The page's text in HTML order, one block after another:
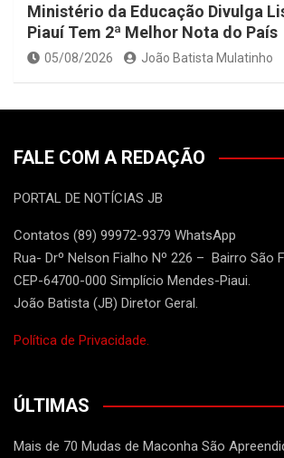
Ministério da Educação Divulga
Piauí Tem 2ª Melhor Nota do País
05/08/2026 João Batista Mulatinho
FALE COM A REDAÇÃO
PORTAL DE NOTÍCIAS JB
Contatos (89) 99972-9379 WhatsApp
Rua- Drº Nelson Fialho Nº 226 – Bairro São
CEP-64700-000 Simplício Mendes-Piaui.
João Batista (JB) Diretor Geral.
Política de Privacidade.
ÚLTIMAS
Mais de 70 Mudas de Maconha São